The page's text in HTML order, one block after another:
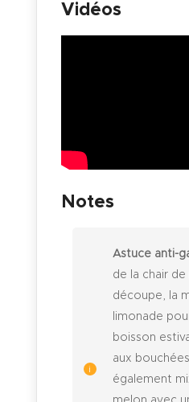
Vidéos
Notes
Astuce anti-
de la chair
découpe, la
limonade
boisson
aux
également